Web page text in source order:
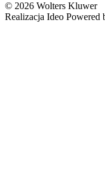
© 2026 Wolters Kluwer
Realizacja Ideo Powered